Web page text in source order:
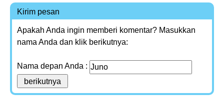
Kirim pesan
Apakah Anda ingin memberi komentar? Masukkan
nama Anda dan klik berikutnya:
Nama depan Anda :